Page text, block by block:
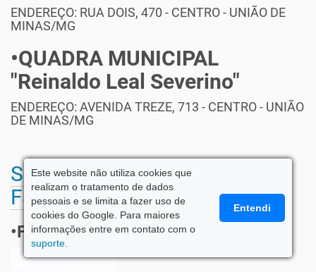
ENDEREÇO: RUA DOIS, 470 - CENTRO - UNIÃO DE
MINAS/MG
•QUADRA MUNICIPAL
"Reinaldo Leal Severino"
ENDEREÇO: AVENIDA TREZE, 713 - CENTRO - UNIÃO
DE MINAS/MG
Secretaria Municipal de
Fazenda e Planejamento
•FAZENDA E PLANEJAMENTO
Este website não utiliza cookies que
realizam o tratamento de dados
pessoais e se limita a fazer uso de
cookies do Google. Para maiores
informações entre em contato com o
suporte.
Entendi